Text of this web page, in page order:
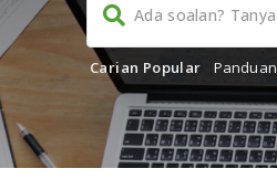
Carian Popular Panduan